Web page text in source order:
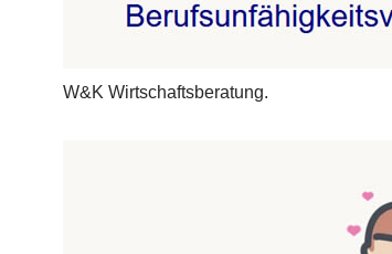
W&K Wirtschaftsberatung.